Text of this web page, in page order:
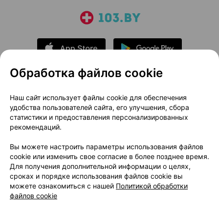
О проекте
Новости проекта
Размещение рекламы
Медицинский маркетинг
Публичный договор
Доставка
Способы оплаты
Вакансии
Партнеры
Написать руководителю 103.by
Написать в поддержку
Персональные настройки Cookie
Обработка файлов cookie
Наш сайт использует файлы cookie для обеспечения
удобства пользователей сайта, его улучшения, сбора
статистики и предоставления персонализированных
рекомендаций.
Вы можете настроить параметры использования файлов
cookie или изменить свое согласие в более позднее время.
Для получения дополнительной информации о целях,
сроках и порядке использования файлов cookie вы
можете ознакомиться с нашей Политикой обработки
файлов cookie